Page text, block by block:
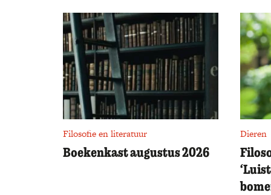
Filosofie en literatuur
Boekenkast augustus 2026
Dieren